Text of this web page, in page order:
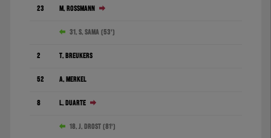
23 M. Rossmann
31. S. Sama (53')
2 T. Breukers
52 A. Merkel
8 L. Duarte
18. J. Drost (81')